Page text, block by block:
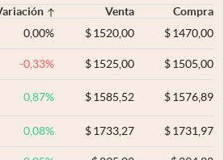
Venta
Compra
0,00% $ 1520,00 $1470,00
-0,33% $ 1525,00 $1505,00
0,87% $ 1585,52 $1576,89
0,08% $ 1733,27 $1731,97